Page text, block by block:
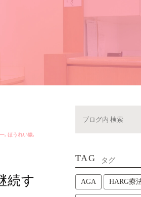
, ほうれい線,
続す
TAG タグ
AGA HARG療